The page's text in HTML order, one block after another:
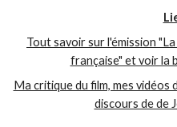
Tout savoir sur l'émission
française" et voir la
Ma critique du film, mes vidéos
discours de de